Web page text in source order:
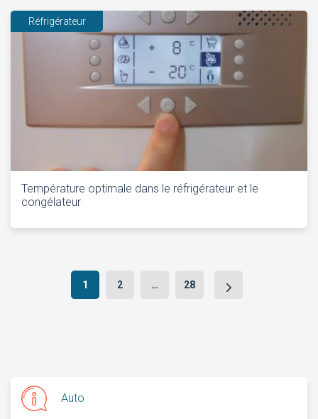
Réfrigérateur
Température optimale dans le réfrigérateur et le
congélateur
Navigation
1 2 … 28
Auto